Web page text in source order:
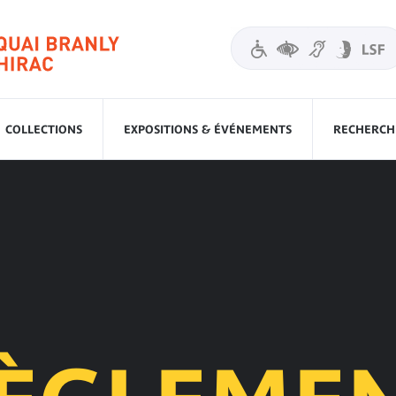
COLLECTIONS EXPOSITIONS & ÉVÉNEMENTS